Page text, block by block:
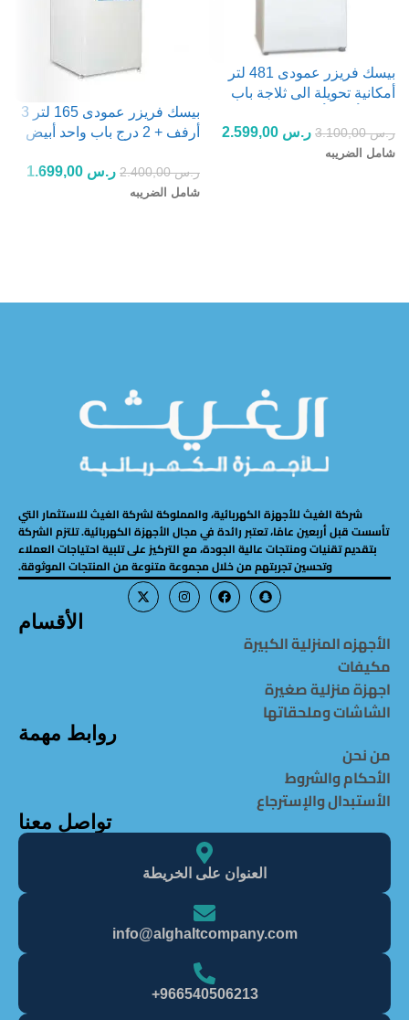
بيسك فريزر عمودى 481 لتر
أمكانية تحويلة الى ثلاجة باب
ر.س3.100,00 ر.س
شامل الضريبه
بيسك فريزر عمودى 165 لتر 3
أرفف + 2 درج باب واحد أبيض
ر.س2.400,00 ر.س
شامل الضريبه
شركة الغيث للأجهزة الكهربائية، والمملوكة لشركة الغيث للاستثمار التي
تأسست قبل أربعين عامًا، تعتبر رائدة في مجال الأجهزة الكهربائية. تلتزم الشركة
بتقديم تقنيات ومنتجات عالية الجودة، مع التركيز على تلبية احتياجات العملاء
وتحسين تجربتهم من خلال مجموعة متنوعة من المنتجات الموثوقة.
الأقسام
الأجهزه المنزلية الكبيرة
مكيفات
اجهزة منزلية صغيرة
الشاشات وملحقاتها
روابط مهمة
من نحن
الأحكام والشروط
الأستبدال والإسترجاع
تواصل معنا
العنوان على الخريطة
info@alghaItcompany.com
966540506213+